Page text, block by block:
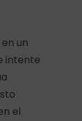
un
intente
el